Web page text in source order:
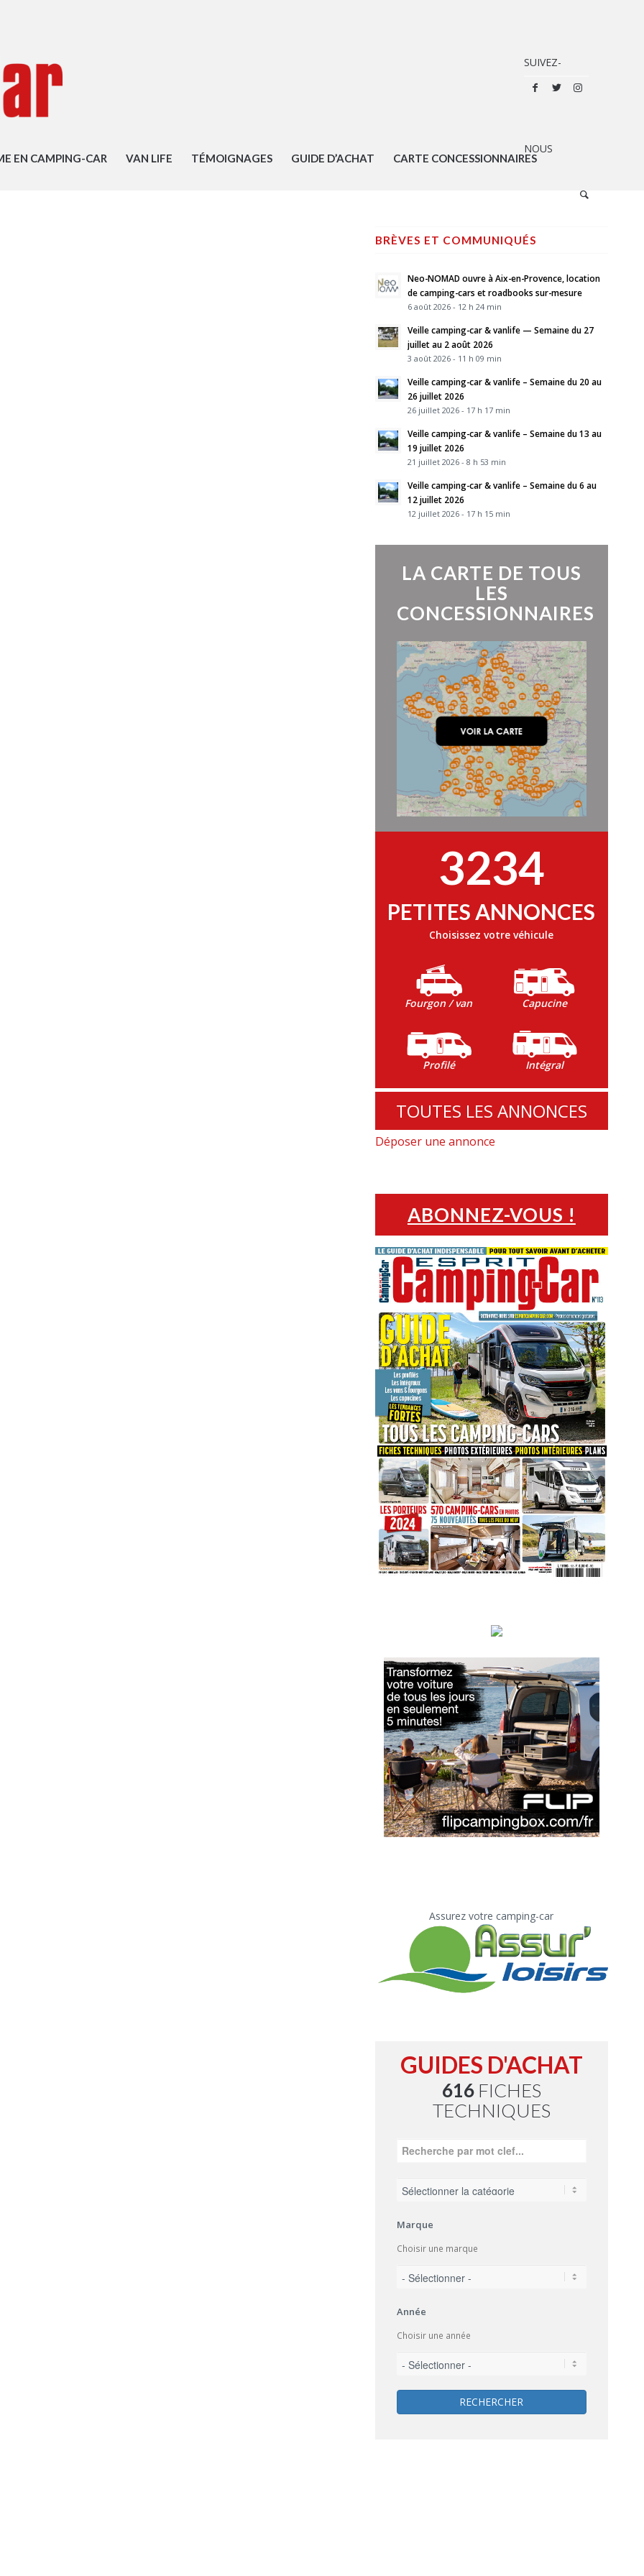
EN CAMPING-CAR VAN LIFE TÉMOIGNAGES GUIDE D’ACHAT CARTE CONCESSIONNAIRES
BRÈVES ET COMMUNIQUÉS
Neo-NOMAD ouvre à Aix-en-Provence, location
de camping-cars et roadbooks sur-mesure
6 août 2026 - 12 h 24 min
Veille camping-car & vanlife — Semaine du 27
juillet au 2 août 2026
3 août 2026 - 11 h 09 min
Veille camping-car & vanlife – Semaine du 20 au
26 juillet 2026
26 juillet 2026 - 17 h 17 min
Veille camping-car & vanlife – Semaine du 13 au
19 juillet 2026
21 juillet 2026 - 8 h 53 min
Veille camping-car & vanlife – Semaine du 6 au
12 juillet 2026
12 juillet 2026 - 17 h 15 min
LA CARTE DE TOUS
LES
CONCESSIONNAIRES
3234
PETITES ANNONCES
Choisissez votre véhicule
Fourgon / van Capucine
Profilé Intégral
TOUTES LES ANNONCES
Déposer une annonce
ABONNEZ-VOUS !
Assurez votre camping-car
GUIDES D'ACHAT
616FICHES
TECHNIQUES
Marque
Choisir une marque
Année
Choisir une année
RECHERCHER